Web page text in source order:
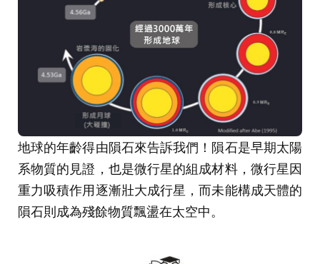
地球的年齡得由隕石來告訴我們！隕石是早期太陽
系物質的見證，也是微行星的組成材料，微行星因
重力吸積作用逐漸壯大成行星，而未能構成天體的
隕石則成為殘餘物質飄盪在太空中。